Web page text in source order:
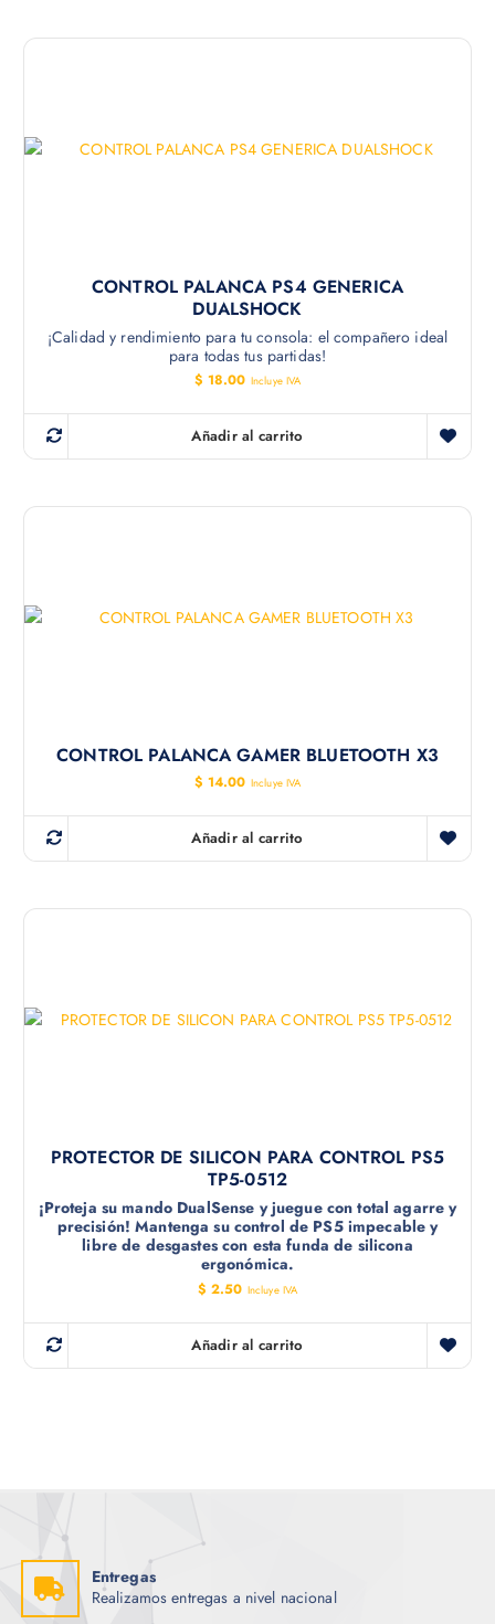
CONTROL PALANCA PS4 GENERICA
DUALSHOCK
¡Calidad y rendimiento para tu consola: el compañero ideal
para todas tus partidas!
$ 18.00 Incluye IVA
Añadir al carrito
CONTROL PALANCA GAMER BLUETOOTH X3
$ 14.00 Incluye IVA
Añadir al carrito
PROTECTOR DE SILICON PARA CONTROL PS5
TP5-0512
¡Proteja su mando DualSense y juegue con total agarre y
precisión! Mantenga su control de PS5 impecable y
libre de desgastes con esta funda de silicona
ergonómica.
$ 2.50 Incluye IVA
Añadir al carrito
Entregas
Realizamos entregas a nivel nacional